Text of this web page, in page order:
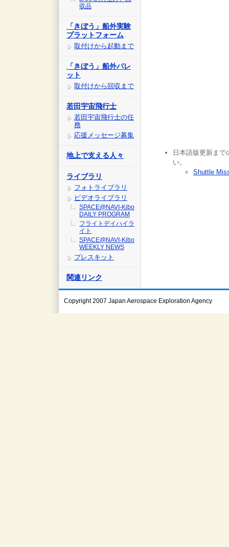
収品
「きぼう」船外実験
プラットフォーム
取付けから起動まで
「きぼう」船外パレ
ット
取付けから回収まで
若田宇宙飛行士
若田宇宙飛行士の任
務
応援メッセージ募集
地上で支える人々
ライブラリ
フォトライブラリ
ビデオライブラリ
SPACE@NAVI-Kibo
DAILY PROGRAM
フライトデイハイラ
イト
SPACE@NAVI-Kibo
WEEKLY NEWS
プレスキット
関連リンク
日本語版更新ま
い。
Shuttle
Copyright 2007 Japan Aerospace Exploration Agency